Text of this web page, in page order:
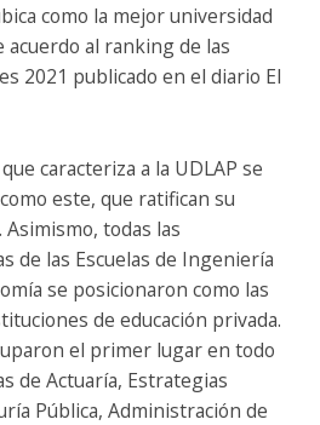
como la mejor universidad
acuerdo al ranking de las
2021 publicado en el diario El
caracteriza a la UDLAP se
este, que ratifican su
Asimismo, todas las
de las Escuelas de Ingeniería
se posicionaron como las
de educación privada.
el primer lugar en todo
de Actuaría, Estrategias
Pública, Administración de